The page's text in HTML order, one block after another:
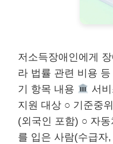
저소득장애인에게
라 법률 관련 비용 등
기 항목 내용
서
지원 대상 ○ 기준중
(외국인 포함) ○ 자
를 입은 사람(수급자